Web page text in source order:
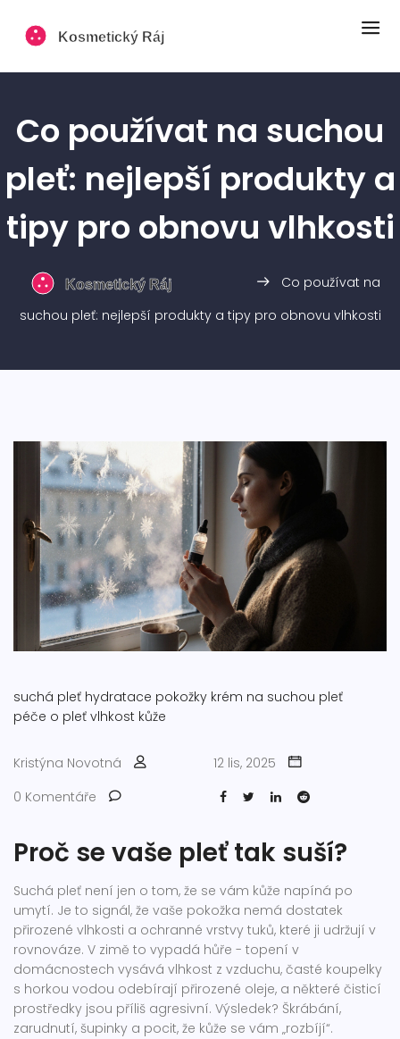
Co používat na suchou
pleť: nejlepší produkty a
tipy pro obnovu vlhkosti
Co používat na
suchou pleť: nejlepší produkty a tipy pro obnovu vlhkosti
suchá pleť hydratace pokožky krém na suchou pleť
péče o pleť vlhkost kůže
Kristýna Novotná
12 lis, 2025
0 Komentáře
Proč se vaše pleť tak suší?
Suchá pleť není jen o tom, že se vám kůže napíná po
umytí. Je to signál, že vaše pokožka nemá dostatek
přirozené vlhkosti a ochranné vrstvy tuků, které ji udržují v
rovnováze. V zimě to vypadá hůře - topení v
domácnostech vysává vlhkost z vzduchu, časté koupelky
s horkou vodou odebírají přirozené oleje, a některé čisticí
prostředky jsou příliš agresivní. Výsledek? Škrábání,
zarudnutí, šupinky a pocit, že kůže se vám „rozbíjí“.